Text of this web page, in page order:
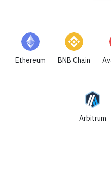
Ethereum BNB Chain
Arbitrum